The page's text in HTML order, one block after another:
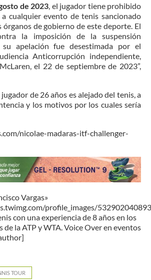
de 2023 , el jugador tiene prohibido
cualquier evento de tenis sancionado
de gobierno de este deporte. El
la imposición de la suspensión
apelación fue desestimada por el
Anticorrupción independiente,
el 22 de septiembre de 2023”,
de 26 años es alejado del tenis, a
y los motivos por los cuales sería
nicolae-madaras-itf-challenger-
Vargas»
profile_images/
con una experiencia de 8 años en los
la ATP y WTA. Voice Over en eventos
TOUR